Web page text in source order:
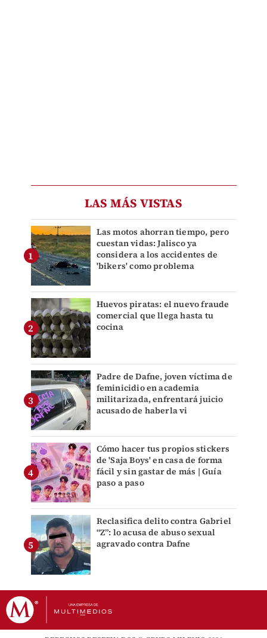
LAS MÁS VISTAS
Las motos ahorran tiempo, pero
cuestan vidas: Jalisco ya
considera a los accidentes de
'bikers' como problema
Huevos piratas: el nuevo fraude
comercial que llega hasta tu
cocina
Padre de Dafne, joven víctima de
feminicidio en academia
militarizada, enfrentará juicio
acusado de haberla vi
Cómo hacer tus propios stickers
de 'Saja Boys' en casa de forma
fácil y sin gastar de más | Guía
paso a paso
Reclasifica delito contra Gabriel
“Z”: lo acusa de abuso sexual
agravado contra Dafne